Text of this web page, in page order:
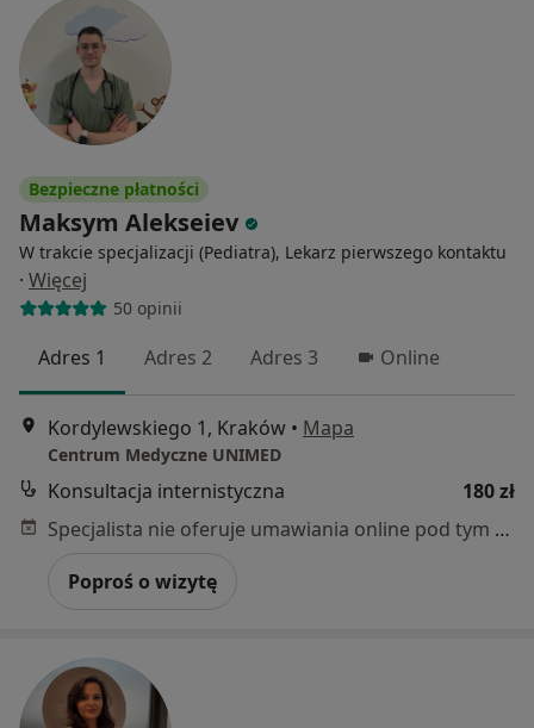
Bezpieczne płatności
Maksym Alekseiev
W trakcie specjalizacji (Pediatra), Lekarz pierwszego kontaktu
· Więcej
50 opinii
Adres 1 Adres 2 Adres 3 Online
Kordylewskiego 1, Kraków • Mapa
Centrum Medyczne UNIMED
Konsultacja internistyczna
180 zł
Specjalista nie oferuje umawiania online pod tym adresem.
Poproś o wizytę